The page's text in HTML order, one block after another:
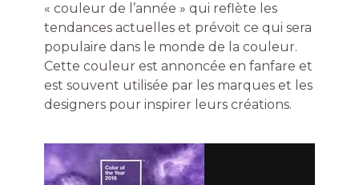
« couleur de l’année » qui reflète les
tendances actuelles et prévoit ce qui sera
populaire dans le monde de la couleur.
Cette couleur est annoncée en fanfare et
est souvent utilisée par les marques et les
designers pour inspirer leurs créations.